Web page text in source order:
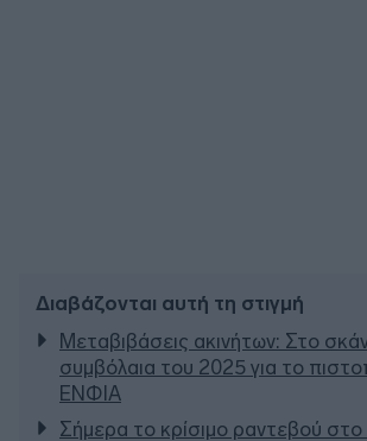
Διαβάζονται αυτή τη στιγμή
Μεταβιβάσεις ακινήτων: Στο
συμβόλαια του 2025 για το
ΕΝΦΙΑ
Σήμερα το κρίσιμο ραντεβού